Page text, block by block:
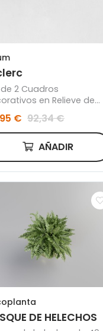
2 Cuadros
en Relieve de
€ 92,34 €
AÑADIR
DE HELECHOS